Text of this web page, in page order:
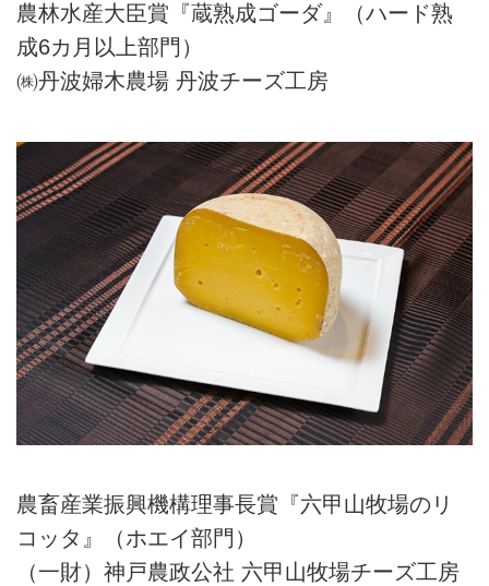
農林水産大臣賞『蔵熟成ゴーダ』（ハード熟
成6カ月以上部門）
㈱丹波婦木農場 丹波チーズ工房
農畜産業振興機構理事長賞『六甲山牧場のリ
コッタ』（ホエイ部門）
（一財）神戸農政公社 六甲山牧場チーズ工房